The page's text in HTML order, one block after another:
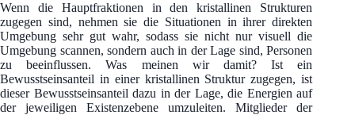
Wenn die Hauptfraktionen in den kristallinen Strukturen
zugegen sind, nehmen sie die Situationen in ihrer direkten
Umgebung sehr gut wahr, sodass sie nicht nur visuell die
Umgebung scannen, sondern auch in der Lage sind, Personen
zu beeinflussen. Was meinen wir damit? Ist ein
Bewusstseinsanteil in einer kristallinen Struktur zugegen, ist
dieser Bewusstseinsanteil dazu in der Lage, die Energien auf
der jeweiligen Existenzebene umzuleiten. Mitglieder der